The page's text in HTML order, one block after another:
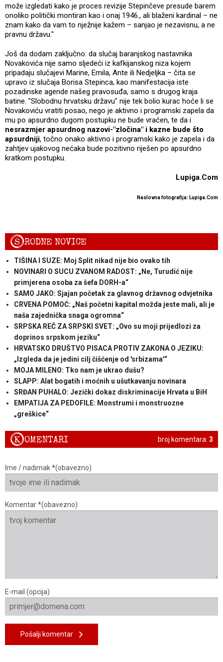
može izgledati kako je proces revizije Stepinčeve presude barem
onoliko politički montiran kao i onaj 1946., ali blaženi kardinal – ne
znam kako da vam to nježnije kažem – sanjao je nezavisnu, a ne
pravnu državu."
Još da dodam zaključno: da slučaj baranjskog nastavnika
Novakovića nije samo sljedeći iz kafkijanskog niza kojem
pripadaju slučajevi Marine, Emila, Ante ili Nedjeljka – čita se
upravo iz slučaja Borisa Stepinca, kao manifestacija iste
pozadinske agende našeg pravosuđa, samo s drugog kraja
batine. "Slobodnu hrvatsku državu" nije tek bolio kurac hoće li se
Novakoviću vratiti posao, nego je aktivno i programski zapela da
mu po apsurdno dugom postupku ne bude vraćen, te da i
nesrazmjer apsurdnog nazovi-"zločina" i kazne bude što
apsurdniji, točno onako aktivno i programski kako je zapela i da
zahtjev ujakovog nećaka bude pozitivno riješen po apsurdno
kratkom postupku.
Lupiga.Com
Naslovna fotografija: Lupiga.Com
SRODNE NOVICE
TIŠINA I SUZE: Moj Split nikad nije bio ovako tih
NOVINARI O SUCU ZVANOM RADOST: „Ne, Turudić nije
primjerena osoba za šefa DORH-a“
SAMO JAKO: Sjajan početak za glavnog državnog odvjetnika
CRVENA POMOĆ: „Naš početni kapital možda jeste mali, ali je
naša zajednička snaga ogromna“
SRPSKA REČ ZA SRPSKI SVET: „Ovo su moji prijedlozi za
doprinos srpskom jeziku“
HRVATSKO DRUŠTVO PISACA PROTIV ZAKONA O JEZIKU:
„Izgleda da je jedini cilj čišćenje od 'srbizama'“
MOJA MILENO: Tko nam je ukrao dušu?
SLAPP: Alat bogatih i moćnih u ušutkavanju novinara
SRĐAN PUHALO: Jezički dokaz diskriminacije Hrvata u BiH
EMPATIJA ZA PEDOFILE: Monstrumi i monstruozne
„greškice“
broj komentara: 3
KOMENTARI
Ime / nadimak *(obavezno)
Komentar *(obavezno)
E-mail (opcija)
Pošalji komentar